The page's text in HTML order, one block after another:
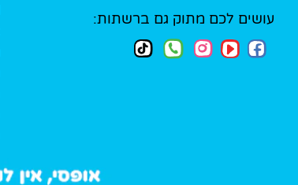
עושים לכם מתוק גם ברשתות: